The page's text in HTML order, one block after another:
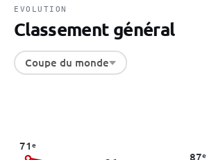
EVOLUTION
Classement général
Coupe du monde
71e
87e